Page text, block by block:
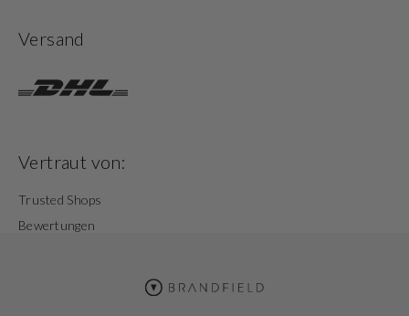
Versand
Vertraut von:
Trusted Shops
Bewertungen